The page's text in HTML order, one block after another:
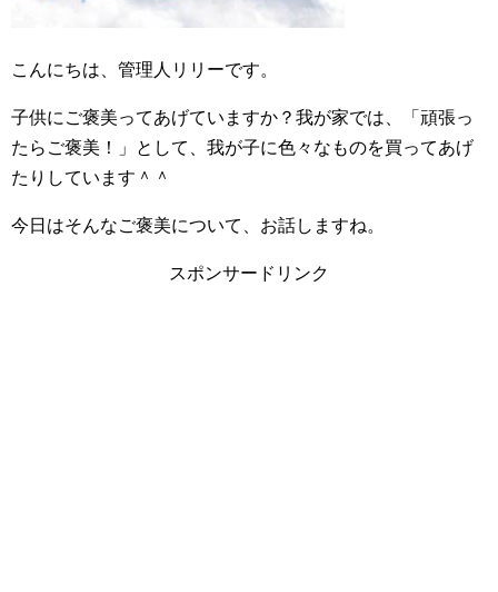
こんにちは、管理人リリーです。
子供にご褒美ってあげていますか？我が家では、「頑張っ
たらご褒美！」として、我が子に色々なものを買ってあげ
たりしています＾＾
今日はそんなご褒美について、お話しますね。
スポンサードリンク